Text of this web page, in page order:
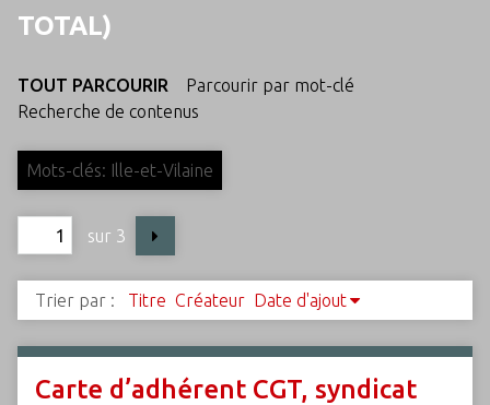
TOTAL)
TOUT PARCOURIR
Parcourir par mot-clé
Recherche de contenus
Mots-clés: Ille-et-Vilaine
sur 3
Trier par : Titre Créateur Date d'ajout
Carte d’adhérent CGT, syndicat